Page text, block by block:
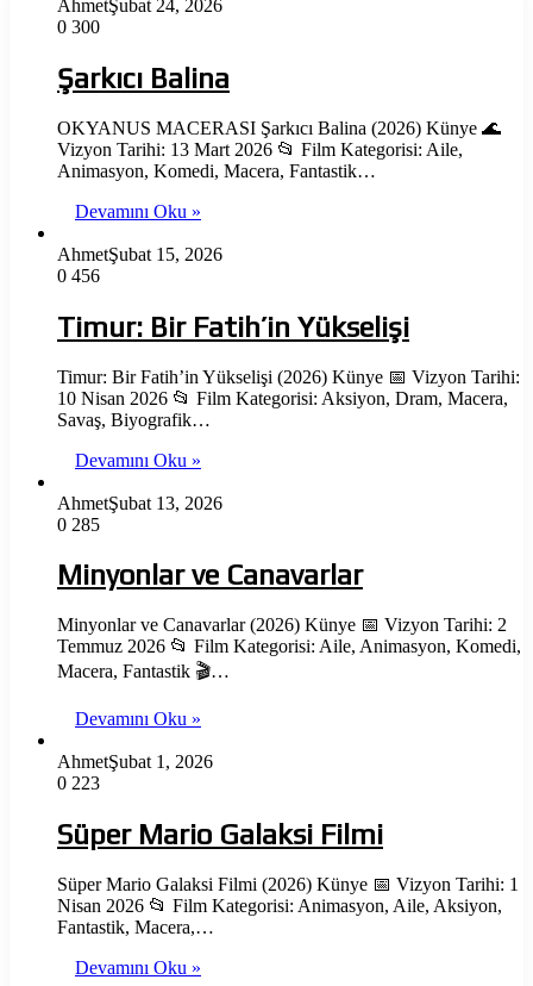
AhmetŞubat 24, 2026
0 300
Şarkıcı Balina
OKYANUS MACERASI Şarkıcı Balina (2026) Künye 🌊
Vizyon Tarihi: 13 Mart 2026 📂 Film Kategorisi: Aile,
Animasyon, Komedi, Macera, Fantastik…
Devamını Oku »
AhmetŞubat 15, 2026
0 456
Timur: Bir Fatih’in Yükselişi
Timur: Bir Fatih’in Yükselişi (2026) Künye 📅 Vizyon Tarihi:
10 Nisan 2026 📂 Film Kategorisi: Aksiyon, Dram, Macera,
Savaş, Biyografik…
Devamını Oku »
AhmetŞubat 13, 2026
0 285
Minyonlar ve Canavarlar
Minyonlar ve Canavarlar (2026) Künye 📅 Vizyon Tarihi: 2
Temmuz 2026 📂 Film Kategorisi: Aile, Animasyon, Komedi,
Macera, Fantastik 🎬…
Devamını Oku »
AhmetŞubat 1, 2026
0 223
Süper Mario Galaksi Filmi
Süper Mario Galaksi Filmi (2026) Künye 📅 Vizyon Tarihi: 1
Nisan 2026 📂 Film Kategorisi: Animasyon, Aile, Aksiyon,
Fantastik, Macera,…
Devamını Oku »